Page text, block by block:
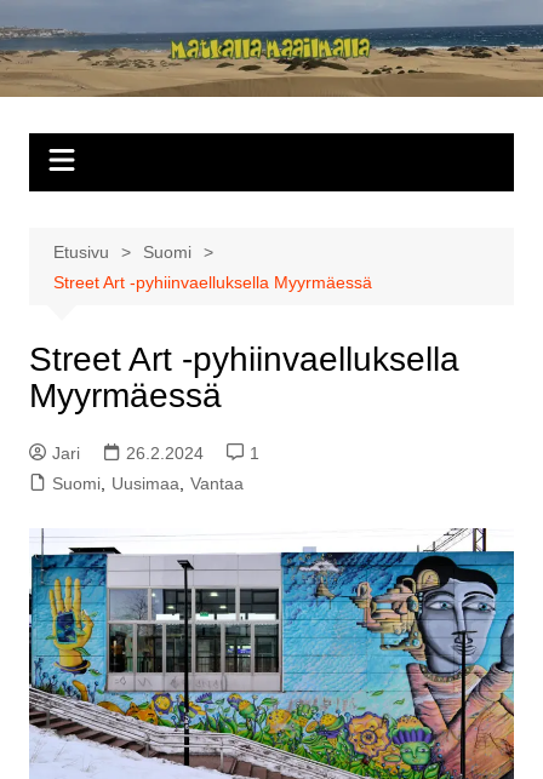
sisältöön
Matkalla
maailmalla
Etusivu
Suomi
Street Art -pyhiinvaelluksella Myyrmäessä
Street Art -pyhiinvaelluksella
Myyrmäessä
Jari 26.2.2024
1
Suomi, Uusimaa Vantaa